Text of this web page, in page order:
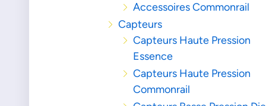
Accessoires Commonrail
Capteurs
Capteurs Haute Pression
Essence
Capteurs Haute Pression
Commonrail